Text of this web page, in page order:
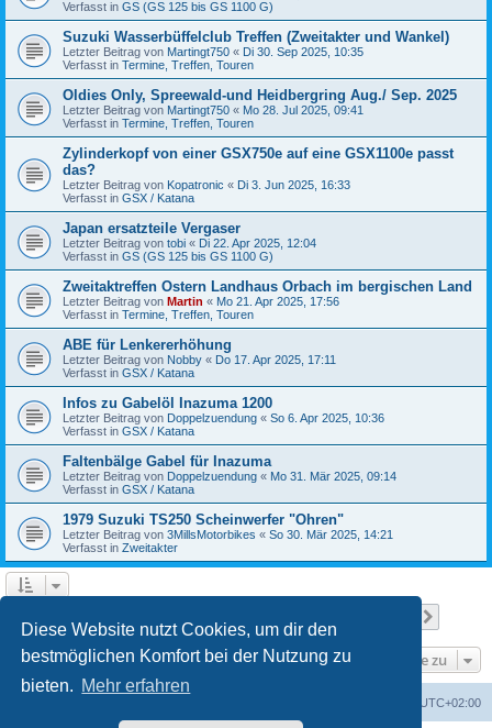
Diese Website nutzt Cookies, um dir den
bestmöglichen Komfort bei der Nutzung zu
bieten. Mehr erfahren
Verfasst in GS (GS 125 bis GS 1100 G)
Suzuki Wasserbüffelclub Treffen (Zweitakter und Wankel)
Letzter Beitrag von Martingt750 « Di 30. Sep 2025, 10:35
Verfasst in Termine, Treffen, Touren
Oldies Only, Spreewald-und Heidbergring Aug./ Sep. 2025
Letzter Beitrag von Martingt750 « Mo 28. Jul 2025, 09:41
Verfasst in Termine, Treffen, Touren
Zylinderkopf von einer GSX750e auf eine GSX1100e passt
das?
Letzter Beitrag von Kopatronic « Di 3. Jun 2025, 16:33
Verfasst in GSX / Katana
Japan ersatzteile Vergaser
Letzter Beitrag von tobi « Di 22. Apr 2025, 12:04
Verfasst in GS (GS 125 bis GS 1100 G)
Zweitaktreffen Ostern Landhaus Orbach im bergischen Land
Letzter Beitrag von Martin « Mo 21. Apr 2025, 17:56
Verfasst in Termine, Treffen, Touren
ABE für Lenkererhöhung
Letzter Beitrag von Nobby « Do 17. Apr 2025, 17:11
Verfasst in GSX / Katana
Infos zu Gabelöl Inazuma 1200
Letzter Beitrag von Doppelzuendung « So 6. Apr 2025, 10:36
Verfasst in GSX / Katana
Faltenbälge Gabel für Inazuma
Letzter Beitrag von Doppelzuendung « Mo 31. Mär 2025, 09:14
Verfasst in GSX / Katana
1979 Suzuki TS250 Scheinwerfer "Ohren"
Letzter Beitrag von 3MillsMotorbikes « So 30. Mär 2025, 14:21
Verfasst in Zweitakter
Gehe zu
UTC+02:00